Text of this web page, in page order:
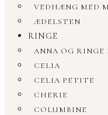
VEDHÆNG MED
ÆDELSTEN
RINGE
ANNA OG
CELIA
CELIA PETITE
CHERIE
COLUMBINE